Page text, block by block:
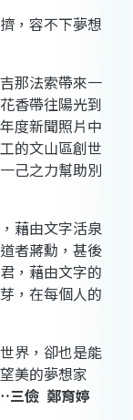
，容不下夢想
那法索帶來一
香帶往陽光到
度新聞照片中
的文山區創世
己之力幫助別
藉由文字活泉
者蔣勳，甚後
，藉由文字的
，在每個人的
界，卻也是能
美的夢想家
三儉 鄭育婷